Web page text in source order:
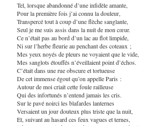
Tel, lorsque abandonné d’une infidèle amante,
Pour la première fois j’ai connu la douleur,
Transpercé tout à coup d’une flèche sanglante,
Seul je me suis assis dans la nuit de mon cœur.
Ce n’était pas au bord d’un lac au flot limpide,
Ni sur l’herbe fleurie au penchant des coteaux ;
Mes yeux noyés de pleurs ne voyaient que le vide,
Mes sanglots étouffés n’éveillaient point d’échos.
C’était dans une rue obscure et tortueuse
De cet immense égout qu’on appelle Paris :
Autour de moi criait cette foule railleuse
Qui des infortunés n’entend jamais les cris.
Sur le pavé noirci les blafardes lanternes
Versaient un jour douteux plus triste que la nuit,
Et, suivant au hasard ces feux vagues et ternes,